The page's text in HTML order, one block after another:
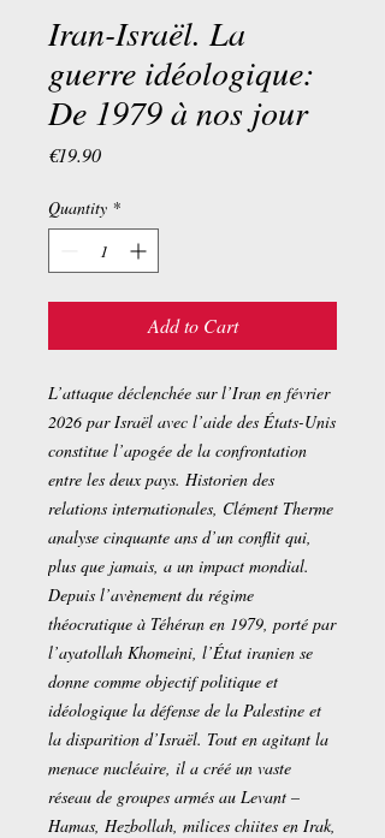
Iran-Israël. La
guerre idéologique:
De 1979 à nos jour
€19.90Price
Quantity *
Add to Cart
L’attaque déclenchée sur l’Iran en février
2026 par Israël avec l’aide des États-Unis
constitue l’apogée de la confrontation
entre les deux pays. Historien des
relations internationales, Clément Therme
analyse cinquante ans d’un conflit qui,
plus que jamais, a un impact mondial.
Depuis l’avènement du régime
théocratique à Téhéran en 1979, porté par
l’ayatollah Khomeini, l’État iranien se
donne comme objectif politique et
idéologique la défense de la Palestine et
la disparition d’Israël. Tout en agitant la
menace nucléaire, il a créé un vaste
réseau de groupes armés au Levant –
Hamas, Hezbollah, milices chiites en Irak,